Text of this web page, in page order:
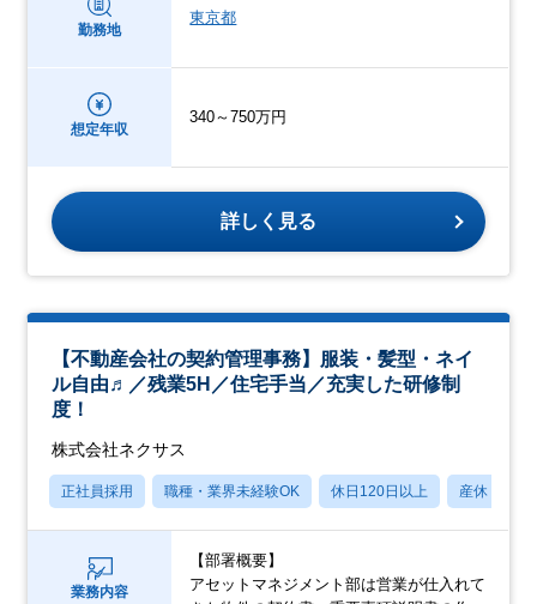
勤務地
東京都
想定年収
340～750万円
詳しく見る
【不動産会社の契約管理事務】服装・髪型・ネイ
ル自由♬／残業5H／住宅手当／充実した研修制
度！
株式会社ネクサス
正社員採用 職種・業界未経験OK 休日120日以上 産休・育休
業務内容
【部署概要】
アセットマネジメント部は営業が仕入れて